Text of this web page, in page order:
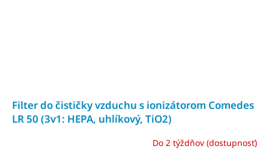
Filter do čističky vzduchu s ionizátorom Comedes
LR 50 (3v1: HEPA, uhlíkový, TiO2)
Do 2 týždňov (dostupnosť)